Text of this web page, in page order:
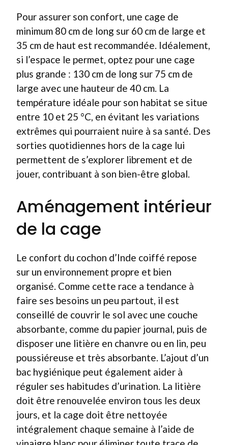
Pour assurer son confort, une cage de
minimum 80 cm de long sur 60 cm de large et
35 cm de haut est recommandée. Idéalement,
si l’espace le permet, optez pour une cage
plus grande : 130 cm de long sur 75 cm de
large avec une hauteur de 40 cm. La
température idéale pour son habitat se situe
entre 10 et 25 °C, en évitant les variations
extrêmes qui pourraient nuire à sa santé. Des
sorties quotidiennes hors de la cage lui
permettent de s’explorer librement et de
jouer, contribuant à son bien-être global.
Aménagement intérieur
de la cage
Le confort du cochon d’Inde coiffé repose
sur un environnement propre et bien
organisé. Comme cette race a tendance à
faire ses besoins un peu partout, il est
conseillé de couvrir le sol avec une couche
absorbante, comme du papier journal, puis de
disposer une litière en chanvre ou en lin, peu
poussiéreuse et très absorbante. L’ajout d’un
bac hygiénique peut également aider à
réguler ses habitudes d’urination. La litière
doit être renouvelée environ tous les deux
jours, et la cage doit être nettoyée
intégralement chaque semaine à l’aide de